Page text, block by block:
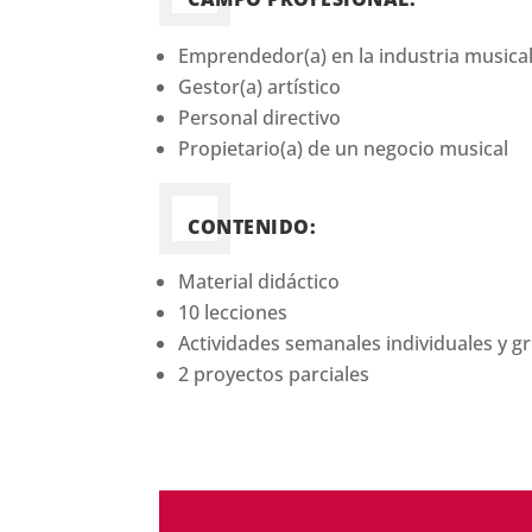
Emprendedor(a) en la industria musical
Gestor(a) artístico
Personal directivo
Propietario(a) de un negocio musical
CONTENIDO:
Material didáctico
10 lecciones
Actividades semanales individuales y
2 proyectos parciales